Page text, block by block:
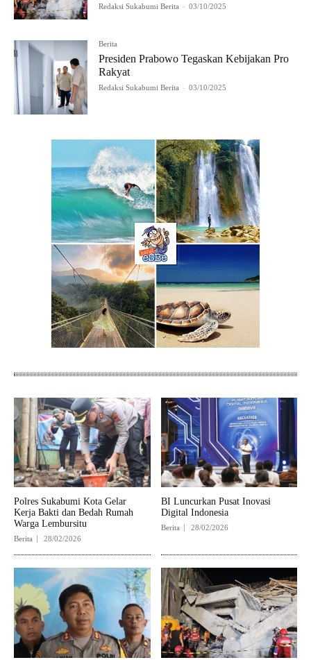
Redaksi Sukabumi Berita - 03/10/2025
Berita
Presiden Prabowo Tegaskan Kebijakan Pro
Rakyat
Redaksi Sukabumi Berita - 03/10/2025
Polres Sukabumi Kota Gelar
Kerja Bakti dan Bedah Rumah
Warga Lembursitu
Berita 28/02/2026
BI Luncurkan Pusat Inovasi
Digital Indonesia
Berita 28/02/2026